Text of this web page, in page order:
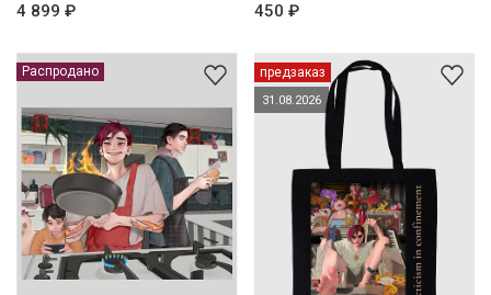
4 899 ₽ 450 ₽
Распродано предзаказ
31.08.2026